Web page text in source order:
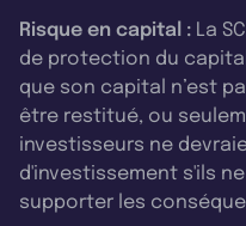
Risque en capital : La
de protection du
que son capital n’est
être restitué, ou
investisseurs ne
d'investissement s'ils
supporter les